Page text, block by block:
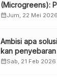
(Microgreens):
Besar
calendar_monthJum, 22 Mei 2026
Ambisi apa
kan
kopdes.
calendar_monthSab, 21 Feb 2026